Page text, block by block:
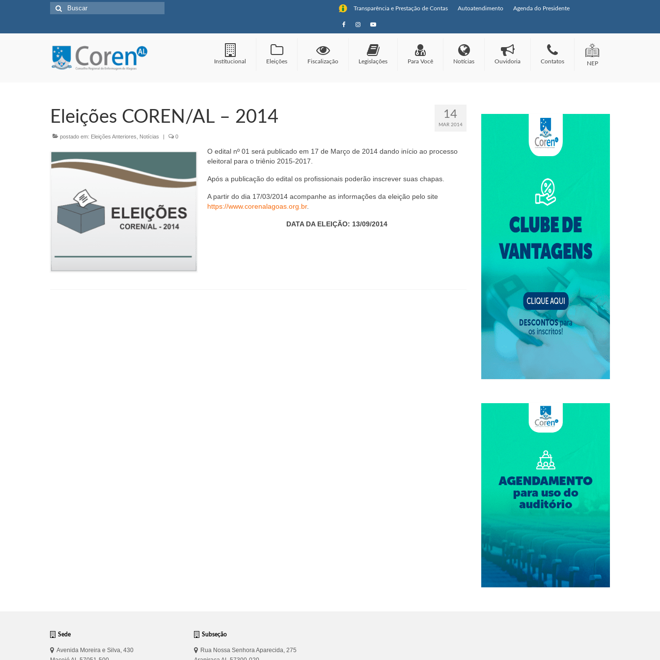
Transparência e Prestação de Contas Autoatendimento Agenda do Presidente
Buscar
por:
Institucional Eleições Fiscalização Legislações Para Você Notícias Ouvidoria Contatos NEP
14
MAR 2014
Eleições COREN/AL – 2014
postado em: Eleições Anteriores Notícias | 0
O edital nº 01 será publicado em 17 de Março de 2014 dando início ao processo
eleitoral para o triênio 2015-2017.
Após a publicação do edital os profissionais poderão inscrever suas chapas.
A partir do dia 17/03/2014 acompanhe as informações da eleição pelo site
https://www.corenalagoas.org.br.
DATA DA ELEIÇÃO: 13/09/2014
Sede
Avenida Moreira e Silva, 430
Subseção
Rua Nossa Senhora Aparecida, 275